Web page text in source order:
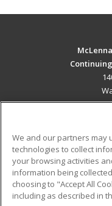
Military
Financial
Help
We and our partners may
technologies to collect
your browsing activities
information being
choosing to "Accept All
including as described in